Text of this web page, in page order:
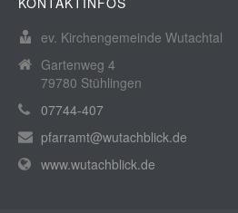
ev. Kirchengemeinde Wutachtal
Gartenweg 4
79780 Stühlingen
07744-407
pfarramt@wutachblick.de
www.wutachblick.de